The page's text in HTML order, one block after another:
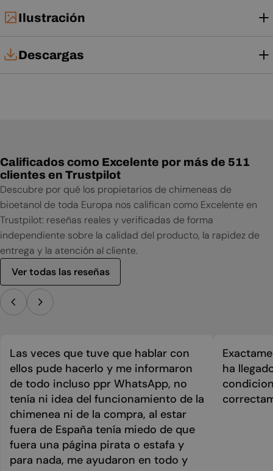
Ilustración
Descargas
Calificados como Excelente por más de 511
clientes en Trustpilot
Descubre por qué los propietarios de chimeneas de
bioetanol de toda Europa nos califican como Excelente en
Trustpilot: reseñas reales y verificadas de forma
independiente sobre la calidad del producto, la rapidez de
entrega y la atención al cliente.
Ver todas las reseñas
Las veces que tuve que hablar con
ellos pude hacerlo y me informaron
de todo incluso ppr WhatsApp, no
tenía ni idea del funcionamiento de la
chimenea ni de la compra, al estar
fuera de España tenía miedo de que
fuera una página pirata o estafa y
para nada, me ayudaron en todo y
ha